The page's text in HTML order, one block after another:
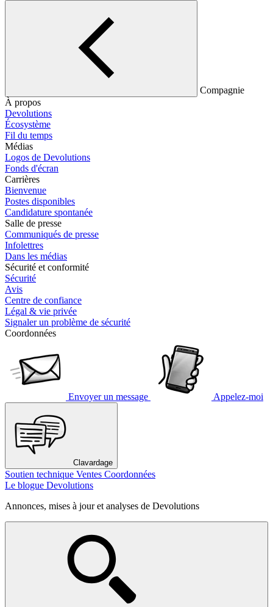
Compagnie
À propos
Devolutions
Écosystème
Fil du temps
Médias
Logos de Devolutions
Fonds d'écran
Carrières
Bienvenue
Postes disponibles
Candidature spontanée
Salle de presse
Communiqués de presse
Infolettres
Dans les médias
Sécurité et conformité
Sécurité
Avis
Centre de confiance
Légal & vie privée
Signaler un problème de sécurité
Coordonnées
Envoyer un message Appelez-moi
Clavardage
Soutien technique Ventes Coordonnées
Le blogue Devolutions
Annonces, mises à jour et analyses de Devolutions